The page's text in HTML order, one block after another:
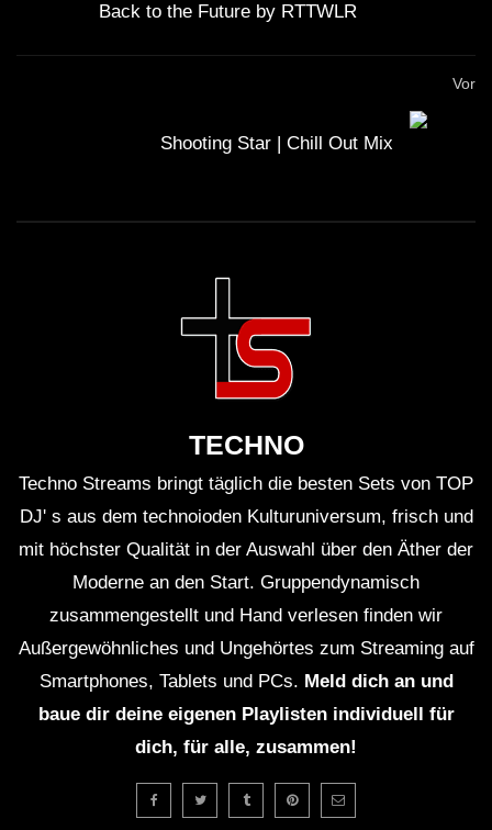
Back to the Future by RTTWLR
Vor
Shooting Star | Chill Out Mix
TECHNO
Techno Streams bringt täglich die besten Sets von TOP
DJ' s aus dem technoioden Kulturuniversum, frisch und
mit höchster Qualität in der Auswahl über den Äther der
Moderne an den Start. Gruppendynamisch
zusammengestellt und Hand verlesen finden wir
Außergewöhnliches und Ungehörtes zum Streaming auf
Smartphones, Tablets und PCs. Meld dich an und
baue dir deine eigenen Playlisten individuell für
dich, für alle, zusammen!